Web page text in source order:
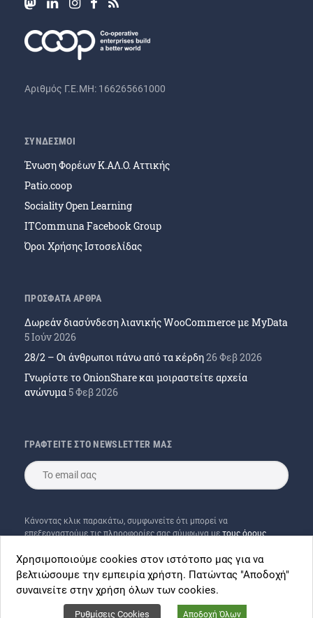
Αριθμός Γ.Ε.ΜΗ: 166265661000
ΣΥΝΔΕΣΜΟΙ
Ένωση Φορέων Κ.ΑΛ.Ο. Αττικής
Patio.coop
Sociality Open Learning
ITCommuna Facebook Group
Όροι Χρήσης Ιστοσελίδας
ΠΡΟΣΦΑΤΑ ΑΡΘΡΑ
Δωρεάν διασύνδεση λιανικής WooCommerce με MyData
5 Ιούν 2026
28/2 – Οι άνθρωποι πάνω από τα κέρδη26 Φεβ 2026
Γνωρίστε το OnionShare και μοιραστείτε αρχεία
ανώνυμα5 Φεβ 2026
ΓΡΑΦΤΕΙΤΕ ΣΤΟ NEWSLETTER ΜΑΣ
Κάνοντας κλικ παρακάτω, συμφωνείτε ότι μπορεί να
επεξεργαστούμε τις πληροφορίες σας σύμφωνα μετους όρους
Χρησιμοποιούμε cookies στον ιστότοπο μας για να
βελτιώσουμε την εμπειρία χρήστη. Πατώντας "Αποδοχή"
συναινείτε στην χρήση όλων των cookies.
Ρυθμίσεις Cookies Αποδοχή Όλων